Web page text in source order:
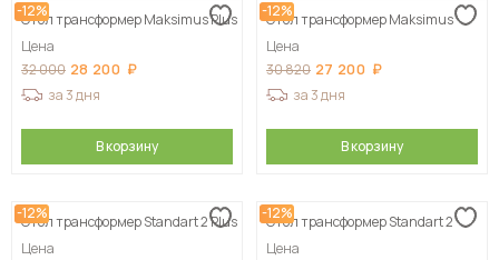
-12%
Стол трансформер Maksimus Plus
Цена
32 000 28 200
за 3 дня
В корзину
-12%
Стол трансформер Maksimus
Цена
30 820 27 200
за 3 дня
В корзину
-12%
Стол трансформер Standart 2 Plus
Цена
-12%
Стол трансформер Standart 2
Цена